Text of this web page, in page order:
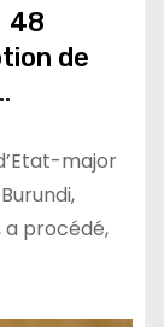
48
de
major
a procédé,